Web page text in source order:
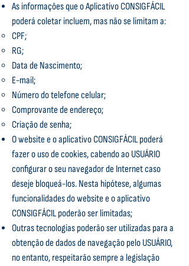
As informações que o Aplicativo CONSIGFÁCIL
poderá coletar incluem, mas não se limitam a:
CPF;
RG;
Data de Nascimento;
E-mail;
Número do telefone celular;
Comprovante de endereço;
Criação de senha;
O website e o aplicativo CONSIGFÁCIL poderá
fazer o uso de cookies, cabendo ao USUÁRIO
configurar o seu navegador de Internet caso
deseje bloqueá-los. Nesta hipótese, algumas
funcionalidades do website e o aplicativo
CONSIGFÁCIL poderão ser limitadas;
Outras tecnologias poderão ser utilizadas para a
obtenção de dados de navegação pelo USUÁRIO,
no entanto, respeitarão sempre a legislação